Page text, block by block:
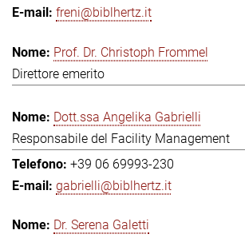
freni@biblhertz.it
Prof. Dr. Christoph Frommel
Direttore emerito
Dott.ssa Angelika Gabrielli
Responsabile del Facility Management
+39 06 69993-230
gabrielli@biblhertz.it
Dr. Serena Galetti